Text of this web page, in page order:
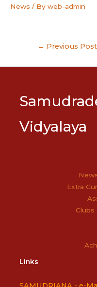
News / Byweb-admin
Post
← Previous Post
Vidyalaya
Extra
Clubs
Links